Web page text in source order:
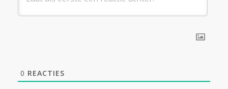
0 REACTIES